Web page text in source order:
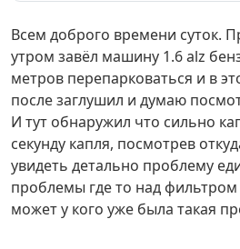
Всем доброго времени суток.
утром завёл машину 1.6 alz
метров перепарковаться и в
после заглушил и думаю
И тут обнаружил что сильно
секунду капля, посмотрев
увидеть детально проблему
проблемы где то над фильтром
может у кого уже была такая